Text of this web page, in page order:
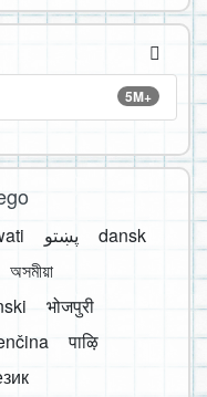
5M+
پښتو
dansk
অসমীয়া
भोजपुरी
पाऴि